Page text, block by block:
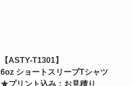
【ASTY-T1301】
6oz ショートスリーブTシャツ
★プリント込み：お見積り